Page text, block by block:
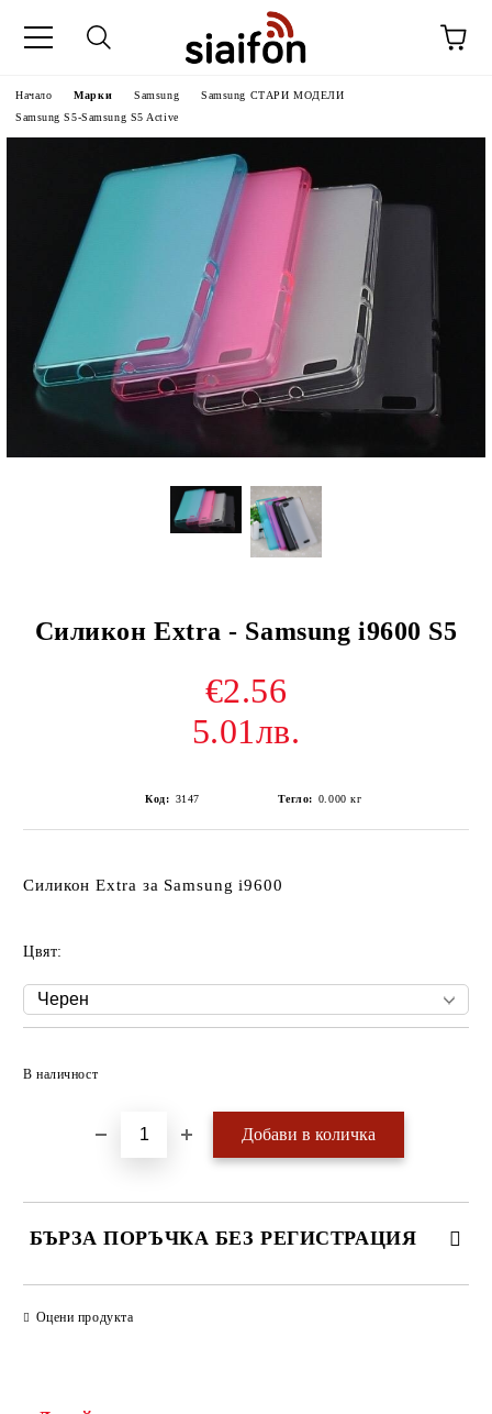
Начало Марки Samsung
Samsung СТАРИ МОДЕЛИ
Samsung S5-Samsung S5 Active
Силикон Extra - Samsung i9600 S5
€2.56
5.01лв.
Код: 3147 Тегло: 0.000 кг
Силикон Extra за Samsung i9600
Цвят:
В наличност
БЪРЗА ПОРЪЧКА БЕЗ РЕГИСТРАЦИЯ
Оцени продукта